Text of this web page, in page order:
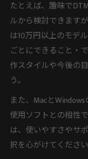
たとえば、趣味で
ルから検討できます
は10万円以上のモデ
ごとにできること・
作スタイルや今後の
う。
また、Macと
使用ソフトとの相性
は、使いやすさやサ
択を心がけてください